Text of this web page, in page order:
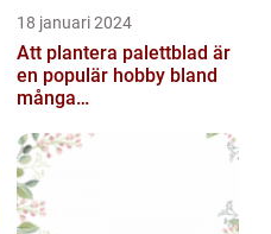
18 januari 2024
Att plantera palettblad är
en populär hobby bland
många
kan bidra till att ...